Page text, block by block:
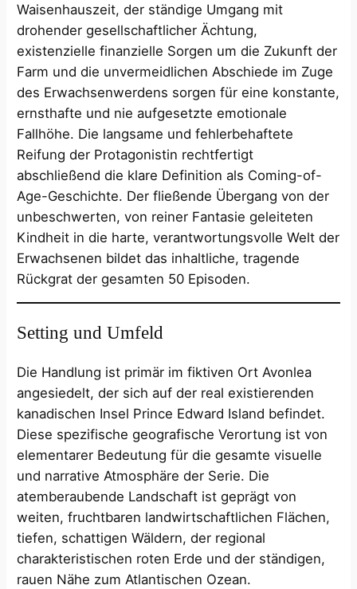
Waisenhauszeit, der ständige Umgang mit
drohender gesellschaftlicher Ächtung,
existenzielle finanzielle Sorgen um die Zukunft der
Farm und die unvermeidlichen Abschiede im Zuge
des Erwachsenwerdens sorgen für eine konstante,
ernsthafte und nie aufgesetzte emotionale
Fallhöhe. Die langsame und fehlerbehaftete
Reifung der Protagonistin rechtfertigt
abschließend die klare Definition als Coming-of-
Age-Geschichte. Der fließende Übergang von der
unbeschwerten, von reiner Fantasie geleiteten
Kindheit in die harte, verantwortungsvolle Welt der
Erwachsenen bildet das inhaltliche, tragende
Rückgrat der gesamten 50 Episoden.
Setting und Umfeld
Die Handlung ist primär im fiktiven Ort Avonlea
angesiedelt, der sich auf der real existierenden
kanadischen Insel Prince Edward Island befindet.
Diese spezifische geografische Verortung ist von
elementarer Bedeutung für die gesamte visuelle
und narrative Atmosphäre der Serie. Die
atemberaubende Landschaft ist geprägt von
weiten, fruchtbaren landwirtschaftlichen Flächen,
tiefen, schattigen Wäldern, der regional
charakteristischen roten Erde und der ständigen,
rauen Nähe zum Atlantischen Ozean.